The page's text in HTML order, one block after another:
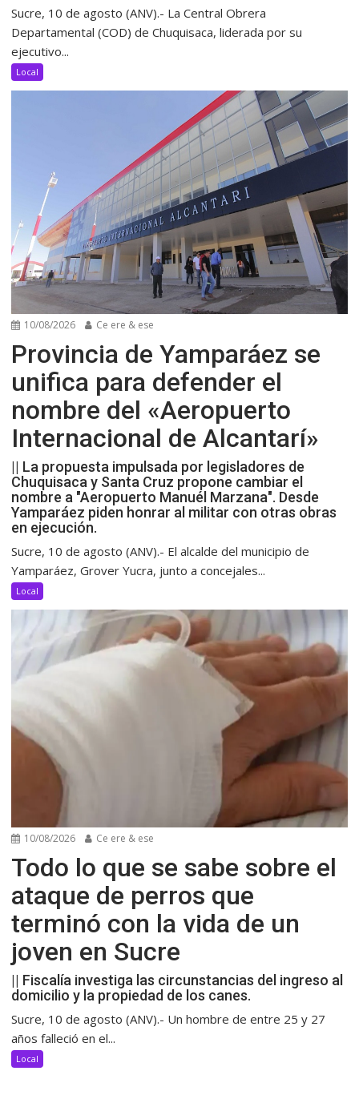
Sucre, 10 de agosto (ANV).- La Central Obrera
Departamental (COD) de Chuquisaca, liderada por su
ejecutivo...
Local
10/08/2026 Ce ere & ese
Provincia de Yamparáez se
unifica para defender el
nombre del «Aeropuerto
Internacional de Alcantarí»
|| La propuesta impulsada por legisladores de
Chuquisaca y Santa Cruz propone cambiar el
nombre a "Aeropuerto Manuél Marzana". Desde
Yamparáez piden honrar al militar con otras obras
en ejecución.
Sucre, 10 de agosto (ANV).- El alcalde del municipio de
Yamparáez, Grover Yucra, junto a concejales...
Local
10/08/2026 Ce ere & ese
Todo lo que se sabe sobre el
ataque de perros que
terminó con la vida de un
joven en Sucre
|| Fiscalía investiga las circunstancias del ingreso al
domicilio y la propiedad de los canes.
Sucre, 10 de agosto (ANV).- Un hombre de entre 25 y 27
años falleció en el...
Local